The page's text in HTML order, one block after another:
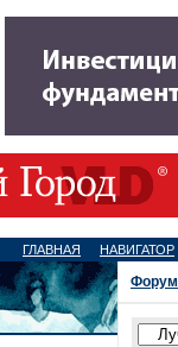
ГЛАВНАЯ НАВИГАТОР
Форум